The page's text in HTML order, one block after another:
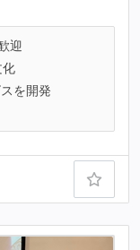
迎
化
を開発